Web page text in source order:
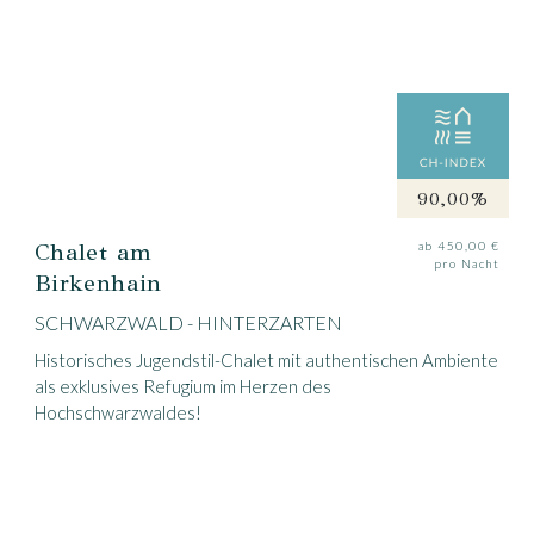
Chalet am
Birkenhain
ab 450,00 €
pro Nacht
SCHWARZWALD - HINTERZARTEN
Historisches Jugendstil-Chalet mit authentischen Ambiente
als exklusives Refugium im Herzen des
Hochschwarzwaldes!
90,00%